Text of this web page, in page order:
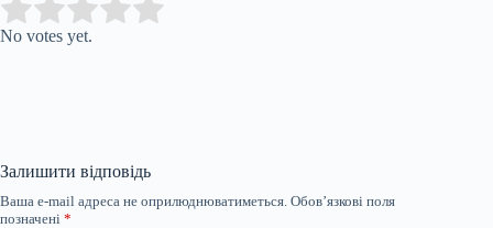
Rate this item:
No votes yet.
Залишити відповідь
Ваша e-mail адреса не оприлюднюватиметься. Обов’язкові поля
позначені *